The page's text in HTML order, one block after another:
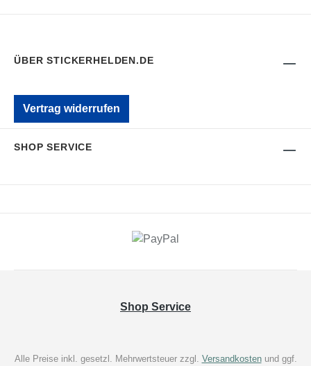
ÜBER STICKERHELDEN.DE
Vertrag widerrufen
SHOP SERVICE
Shop Service
Alle Preise inkl. gesetzl. Mehrwertsteuer zzgl. Versandkostenund ggf.